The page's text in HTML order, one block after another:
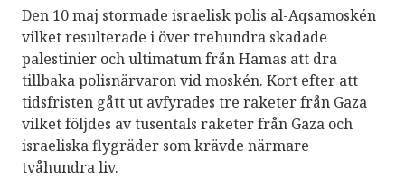
palestinier som har protesterat vid
Gazaremsan.
De palestinska myndigheterna på
Västbanken har strikta restriktioner på
palestinska organisationer och
yttrandefrihet, vilket har inkluderat
fängsling av journalister.
Den 10 maj stormade israelisk polis al-Aqsamoskén
vilket resulterade i över trehundra skadade
palestinier och ultimatum från Hamas att dra
tillbaka polisnärvaron vid moskén. Kort efter att
tidsfristen gått ut avfyrades tre raketer från Gaza
vilket följdes av tusentals raketer från Gaza och
israeliska flygräder som krävde närmare
tvåhundra liv.